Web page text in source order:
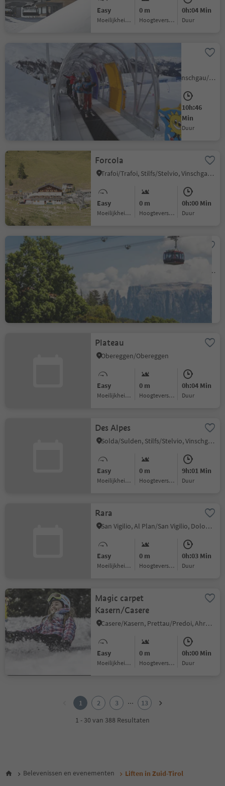
Easy
Moeilijkheidsgraad
0 m
Hoogteverschil
0h:04 Min
Duur
Conveyor belts in
Kinderland Belpiano
Resia/Reschen, Graun im Vinschgau/Curon Venosta, Vinschgau/Val Venosta
Moeilijkheidsgraad Hoogteverschil
10h:46
Min
Duur
Forcola
Trafoi/Trafoi, Stilfs/Stelvio, Vinschgau/Val Venosta
Easy
Moeilijkheidsgraad
0 m
Hoogteverschil
0h:00 Min
Duur
Cablecar Ritten, Bozen-
Soprabolzano/Oberbozen, Bolzano/Bozen, Bolzano/Bozen and environs
Easy
Moeilijkheidsgraad
Plateau
Obereggen/Obereggen
Easy
Moeilijkheidsgraad
0 m
Hoogteverschil
0h:04 Min
Duur
Des Alpes
Solda/Sulden, Stilfs/Stelvio, Vinschgau/Val Venosta
Easy
Moeilijkheidsgraad
0 m
Hoogteverschil
9h:01 Min
Duur
Rara
San Vigilio, Al Plan/San Vigilio, Dolomites Region Kronplatz/Plan de Corones
Easy
Moeilijkheidsgraad
0 m
Hoogteverschil
0h:03 Min
Duur
Magic carpet
Kasern/Casere
Casere/Kasern, Prettau/Predoi, Ahrntal/Valle Aurina
Easy
Moeilijkheidsgraad
0 m
Hoogteverschil
0h:00 Min
Duur
9
10
1 2 3 ...
13
1 - 30 van 388 Resultaten
Belevenissen en evenementen Liften in Zuid-Tirol